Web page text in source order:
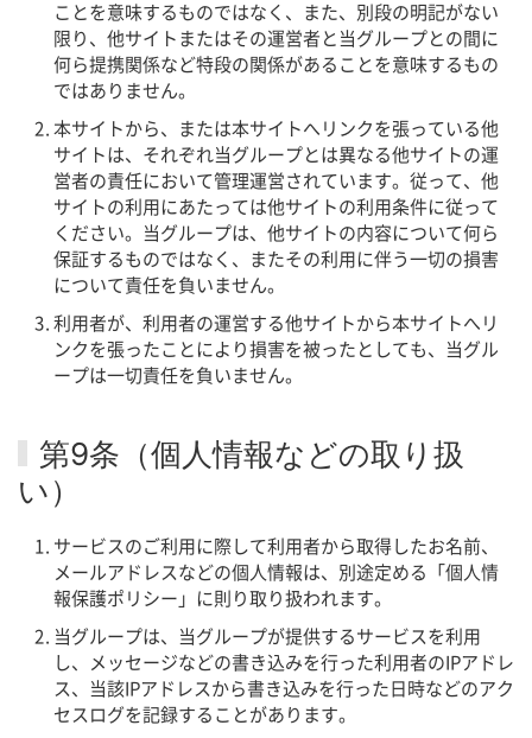
ことを意味するものではなく、また、別段の明記がない
限り、他サイトまたはその運営者と当グループとの間に
何ら提携関係など特段の関係があることを意味するもの
ではありません。
本サイトから、または本サイトへリンクを張っている他
サイトは、それぞれ当グループとは異なる他サイトの運
営者の責任において管理運営されています。従って、他
サイトの利用にあたっては他サイトの利用条件に従って
ください。当グループは、他サイトの内容について何ら
保証するものではなく、またその利用に伴う一切の損害
について責任を負いません。
利用者が、利用者の運営する他サイトから本サイトへリ
ンクを張ったことにより損害を被ったとしても、当グル
ープは一切責任を負いません。
第9条（個人情報などの取り扱
い）
サービスのご利用に際して利用者から取得したお名前、
メールアドレスなどの個人情報は、別途定める「個人情
報保護ポリシー」に則り取り扱われます。
当グループは、当グループが提供するサービスを利用
し、メッセージなどの書き込みを行った利用者のIPアドレ
ス、当該IPアドレスから書き込みを行った日時などのアク
セスログを記録することがあります。